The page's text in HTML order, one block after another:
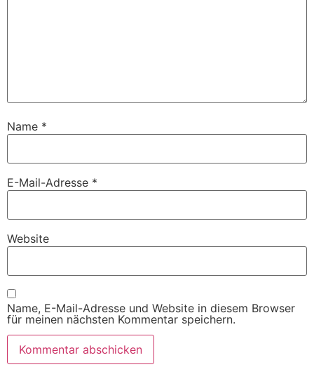
Name *
E-Mail-Adresse *
Website
Name, E-Mail-Adresse und Website in diesem Browser
für meinen nächsten Kommentar speichern.